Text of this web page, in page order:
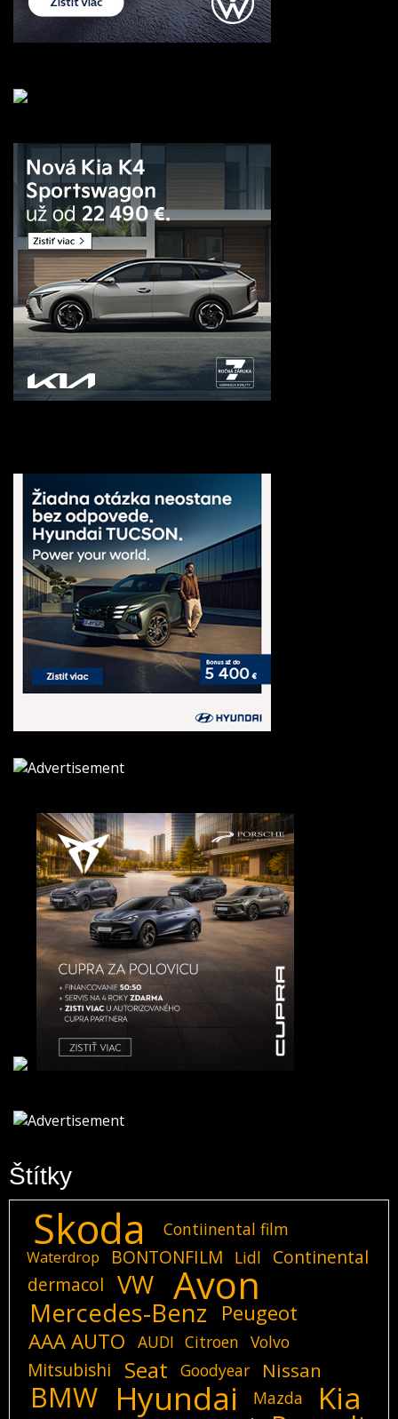
Štítky
Skoda Contiinental film
Waterdrop BONTONFILM Lidl
Continental
dermacol
VW Avon
Mercedes-Benz
Peugeot
AAA AUTO
AUDI Citroen Volvo
Mitsubishi Seat Goodyear Nissan
BMW Hyundai Mazda Kia